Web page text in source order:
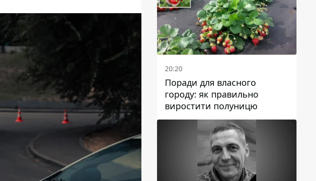
20:20
Поради для власного
городу: як правильно
виростити полуницю